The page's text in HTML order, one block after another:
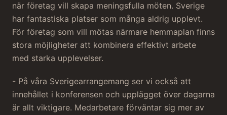
när företag vill skapa meningsfulla möten. Sverige
har fantastiska platser som många aldrig upplevt.
För företag som vill mötas närmare hemmaplan finns
stora möjligheter att kombinera effektivt arbete
med starka upplevelser.
- På våra Sverigearrangemang ser vi också att
innehållet i konferensen och upplägget över dagarna
är allt viktigare. Medarbetare förväntar sig mer av